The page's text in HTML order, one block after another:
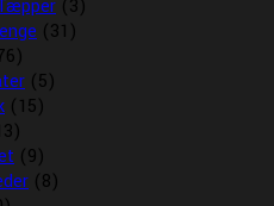
(3)
(31)
(5)
(15)
(9)
(8)